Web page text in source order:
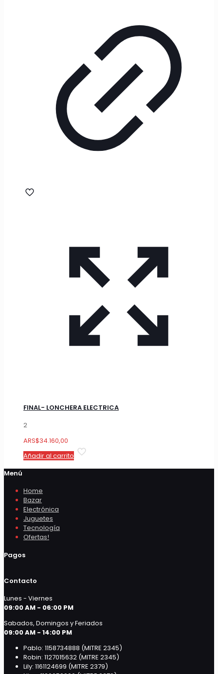
FINAL- LONCHERA ELECTRICA
2
ARS$34.160,00
Añadir al carrito
Menú
Home
Bazar
Electrónica
Juguetes
Tecnología
Ofertas!
Pagos
Contacto
Lunes - Viernes
09:00 AM - 06:00 PM
Sabados, Domingos y Feriados
09:00 AM - 14:00 PM
Pablo: 1158734888 (MITRE 2345)
Robin: 1127015632 (MITRE 2345)
Lily: 1161124699 (MITRE 2379)